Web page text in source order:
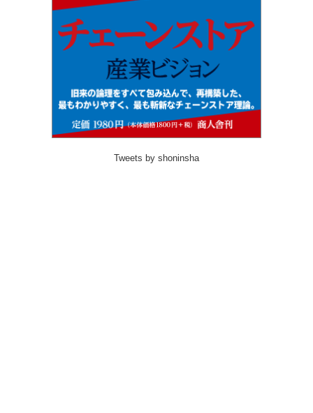
Tweets by shoninsha